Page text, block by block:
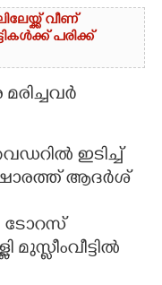
വീണ്
പരിക്ക്
ഇടിച്ച്
ആദർശ്
ടോറസ്
മുസ്ലീംവീട്ടിൽ